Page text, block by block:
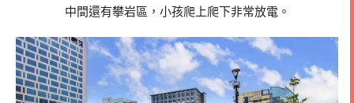
中間還有攀岩區，小孩爬上爬下非常放電。